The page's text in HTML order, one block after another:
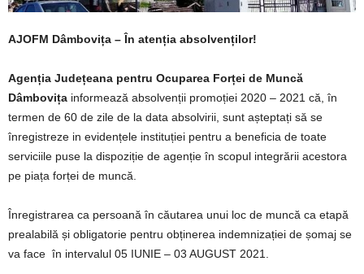
AJOFM Dâmbovița – În atenția absolvenților!
Agenția Județeana pentru Ocuparea Forței de Muncă
Dâmbovița informează absolvenții promoției 2020 – 2021 că, în
termen de 60 de zile de la data absolvirii, sunt așteptați să se
înregistreze in evidențele instituției pentru a beneficia de toate
serviciile puse la dispoziție de agenție în scopul integrării acestora
pe piața forței de muncă.
Înregistrarea ca persoană în căutarea unui loc de muncă ca etapă
prealabilă și obligatorie pentru obținerea indemnizației de șomaj se
va face în intervalul 05 IUNIE – 03 AUGUST 2021.